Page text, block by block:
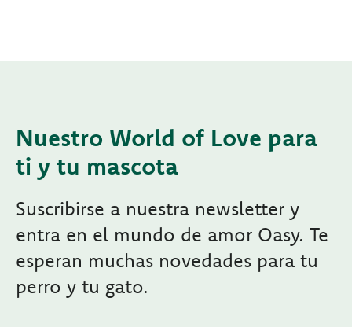
Nuestro World of Love para
ti y tu mascota
Suscribirse a nuestra newsletter y
entra en el mundo de amor Oasy. Te
esperan muchas novedades para tu
perro y tu gato.